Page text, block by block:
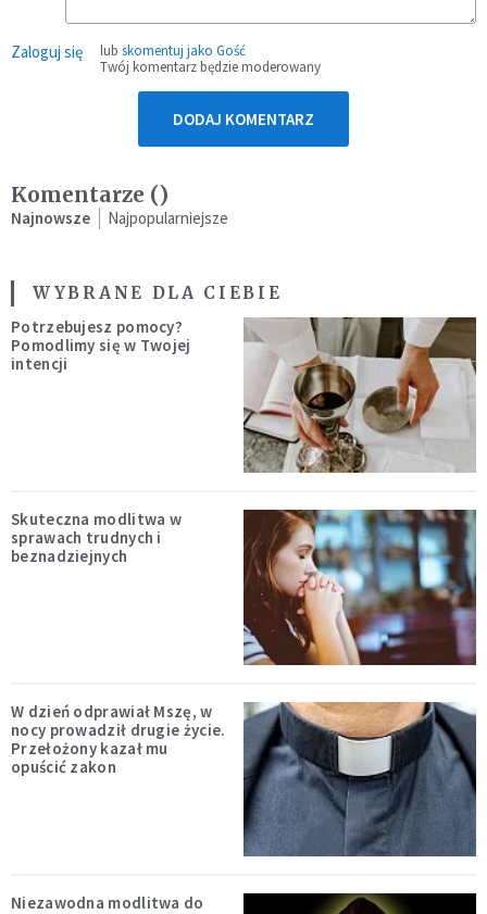
Zaloguj się lub skomentuj jako Gość
Twój komentarz będzie moderowany
DODAJ KOMENTARZ
Komentarze ()
Najnowsze Najpopularniejsze
WYBRANE DLA CIEBIE
Potrzebujesz pomocy?
Pomodlimy się w Twojej
intencji
Skuteczna modlitwa w
sprawach trudnych i
beznadziejnych
W dzień odprawiał Mszę, w
nocy prowadził drugie życie.
Przełożony kazał mu
opuścić zakon
Niezawodna modlitwa do